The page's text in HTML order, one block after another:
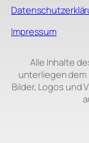
Impressum
Alle Inhalte
unterliegen
Bilder, Logos und